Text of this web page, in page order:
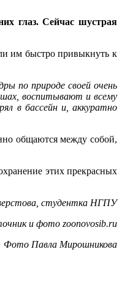
глаз. Сейчас шустрая
им быстро привыкнуть к
по природе своей очень
воспитывают и всему
в бассейн и, аккуратно
общаются между собой,
этих прекрасных
студентка НГПУ
и фото zoonovosib.ru
Фото Павла Мирошникова